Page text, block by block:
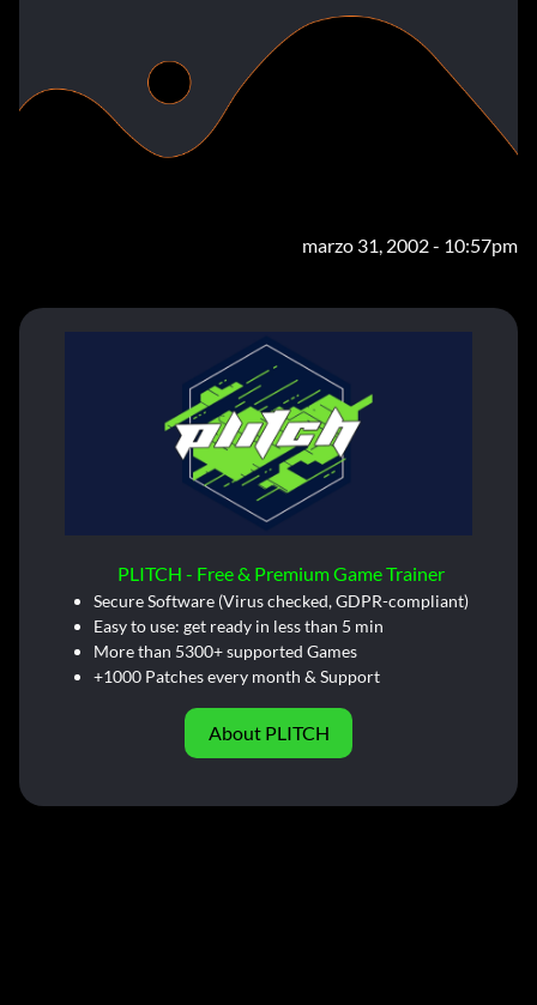
marzo 31, 2002 - 10:57pm
PLITCH - Free & Premium Game Trainer
Secure Software (Virus checked, GDPR-compliant)
Easy to use: get ready in less than 5 min
More than 5300+ supported Games
+1000 Patches every month & Support
About PLITCH